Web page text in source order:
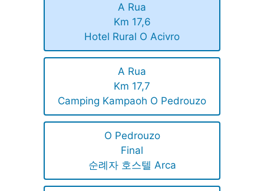
A Rua
Km 17,6
Hotel Rural O Acivro
A Rua
Km 17,7
Camping Kampaoh O Pedrouzo
O Pedrouzo
Final
순례자 호스텔 Arca